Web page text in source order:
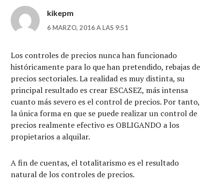
kikepm
6 MARZO, 2016 A LAS 9:51
Los controles de precios nunca han funcionado
históricamente para lo que han pretendido, rebajas de
precios sectoriales. La realidad es muy distinta, su
principal resultado es crear ESCASEZ, más intensa
cuanto más severo es el control de precios. Por tanto,
la única forma en que se puede realizar un control de
precios realmente efectivo es OBLIGANDO a los
propietarios a alquilar.
A fin de cuentas, el totalitarismo es el resultado
natural de los controles de precios.